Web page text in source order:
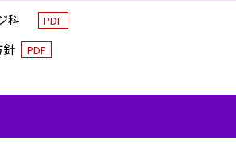
科 PDF
針 PDF